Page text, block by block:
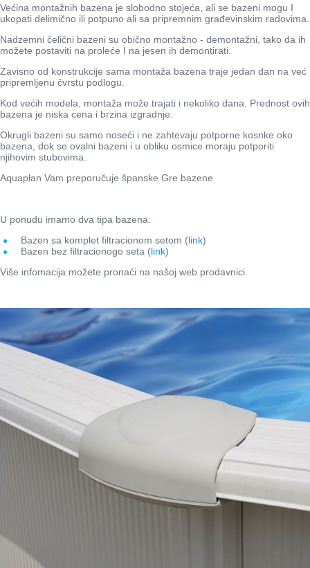
Većina montažnih bazena je slobodno stojeća, ali se bazeni mogu I
ukopati delimično ili potpuno ali sa pripremnim građevinskim radovima.
Nadzemni čelični bazeni su obično montažno - demontažni, tako da ih
možete postaviti na proleće I na jesen ih demontirati.
Zavisno od konstrukcije sama montaža bazena traje jedan dan na već
pripremljenu čvrstu podlogu.
Kod većih modela, montaža može trajati i nekoliko dana. Prednost ovih
bazena je niska cena i brzina izgradnje.
Okrugli bazeni su samo noseći i ne zahtevaju potporne kosnke oko
bazena, dok se ovalni bazeni i u obliku osmice moraju potporiti
njihovim stubovima.
Aquaplan Vam preporučuje španske Gre bazene
U ponudu imamo dva tipa bazena:
Bazen sa komplet filtracionom setom (link)
Bazen bez filtracionogo seta (link)
Više infomacija možete pronaći na našoj web prodavnici.